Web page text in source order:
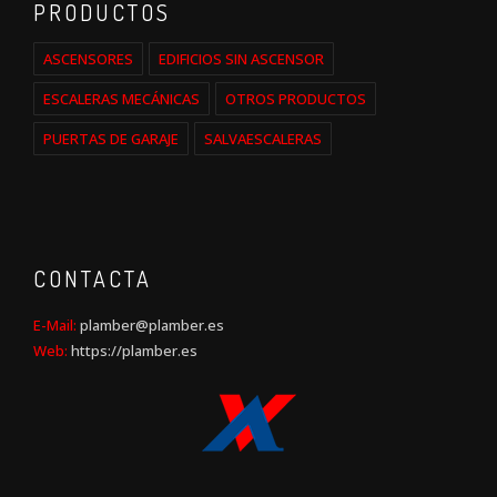
PRODUCTOS
ASCENSORES
EDIFICIOS SIN ASCENSOR
ESCALERAS MECÁNICAS
OTROS PRODUCTOS
PUERTAS DE GARAJE
SALVAESCALERAS
CONTACTA
E-Mail: plamber@plamber.es
Web: https://plamber.es